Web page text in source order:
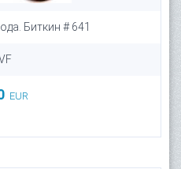
Биткин # 641
EUR